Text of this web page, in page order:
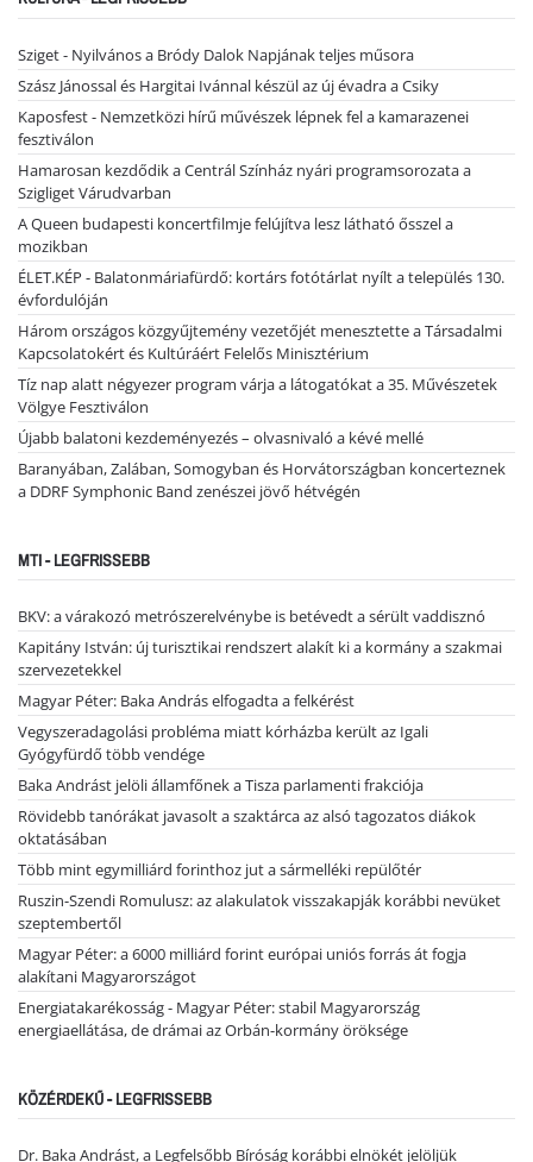
Sziget - Nyilvános a Bródy Dalok Napjának teljes műsora
Szász Jánossal és Hargitai Ivánnal készül az új évadra a Csiky
Kaposfest - Nemzetközi hírű művészek lépnek fel a kamarazenei
fesztiválon
Hamarosan kezdődik a Centrál Színház nyári programsorozata a
Szigliget Várudvarban
A Queen budapesti koncertfilmje felújítva lesz látható ősszel a
mozikban
ÉLET.KÉP - Balatonmáriafürdő: kortárs fotótárlat nyílt a település 130.
évfordulóján
Három országos közgyűjtemény vezetőjét menesztette a Társadalmi
Kapcsolatokért és Kultúráért Felelős Minisztérium
Tíz nap alatt négyezer program várja a látogatókat a 35. Művészetek
Völgye Fesztiválon
Újabb balatoni kezdeményezés – olvasnivaló a kévé mellé
Baranyában, Zalában, Somogyban és Horvátországban koncerteznek
a DDRF Symphonic Band zenészei jövő hétvégén
MTI - LEGFRISSEBB
BKV: a várakozó metrószerelvénybe is betévedt a sérült vaddisznó
Kapitány István: új turisztikai rendszert alakít ki a kormány a szakmai
szervezetekkel
Magyar Péter: Baka András elfogadta a felkérést
Vegyszeradagolási probléma miatt kórházba került az Igali
Gyógyfürdő több vendége
Baka Andrást jelöli államfőnek a Tisza parlamenti frakciója
Rövidebb tanórákat javasolt a szaktárca az alsó tagozatos diákok
oktatásában
Több mint egymilliárd forinthoz jut a sármelléki repülőtér
Ruszin-Szendi Romulusz: az alakulatok visszakapják korábbi nevüket
szeptembertől
Magyar Péter: a 6000 milliárd forint európai uniós forrás át fogja
alakítani Magyarországot
Energiatakarékosság - Magyar Péter: stabil Magyarország
energiaellátása, de drámai az Orbán-kormány öröksége
KÖZÉRDEKŰ - LEGFRISSEBB
Dr. Baka Andrást, a Legfelsőbb Bíróság korábbi elnökét jelöljük